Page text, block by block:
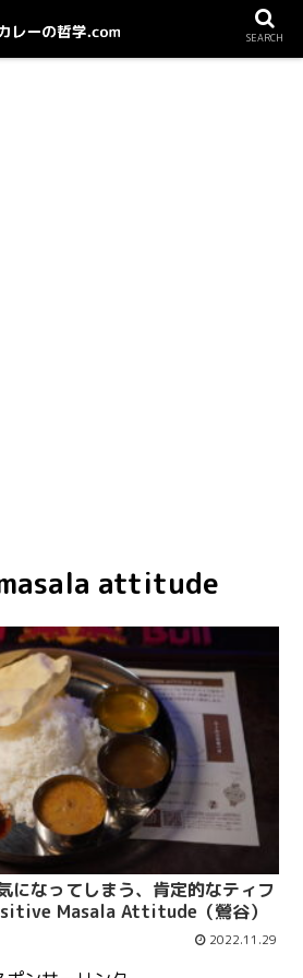
attitude
になってしまう、肯定的なティフ
Masala Attitude（鶯谷）
2022.11.29
SEARCH